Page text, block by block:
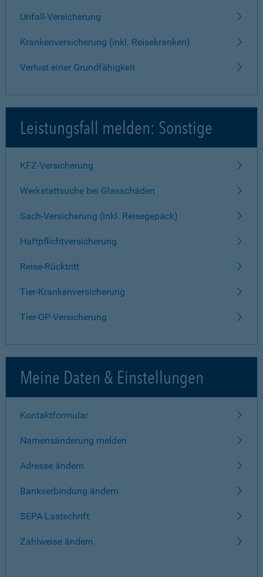
Unfall-Versicherung
Krankenversicherung (inkl. Reisekranken)
Verlust einer Grundfähigkeit
Leistungsfall melden: Sonstige
KFZ-Versicherung
Werkstattsuche bei Glasschäden
Sach-Versicherung (inkl. Reisegepäck)
Haftpflichtversicherung
Reise-Rücktritt
Tier-Krankenversicherung
Tier-OP-Versicherung
Meine Daten & Einstellungen
Kontaktformular
Namensänderung melden
Adresse ändern
Bankverbindung ändern
SEPA-Lastschrift
Zahlweise ändern